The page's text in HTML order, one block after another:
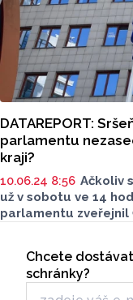
Janáska.
DATAREPORT:
parlamentu
kraji?
10.06.24 8:56 Ačkoliv
už v sobotu ve 14
parlamentu zveřejnil
SPOLU. Výsledky
dalším členským
Odběr
Chcete
schránky?